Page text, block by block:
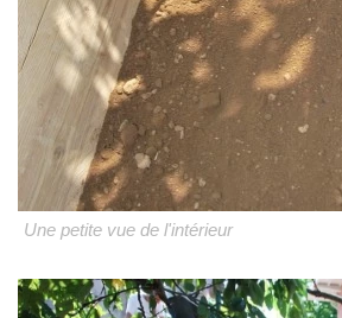
Une petite vue de l'intérieur